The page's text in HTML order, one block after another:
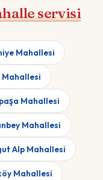
servisi
Mahallesi
Mahallesi
Mahallesi
Mahallesi
Alp Mahallesi
Mahallesi